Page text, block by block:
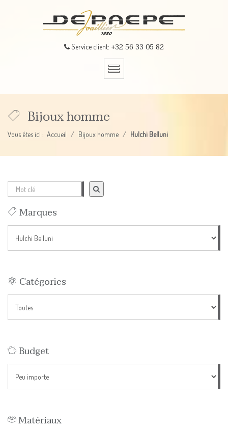
Service client: +32 56 33 05 82
Bijoux homme
Vous êtes ici : Accueil Bijoux homme Hulchi Belluni
Marques
Catégories
Budget
Matériaux